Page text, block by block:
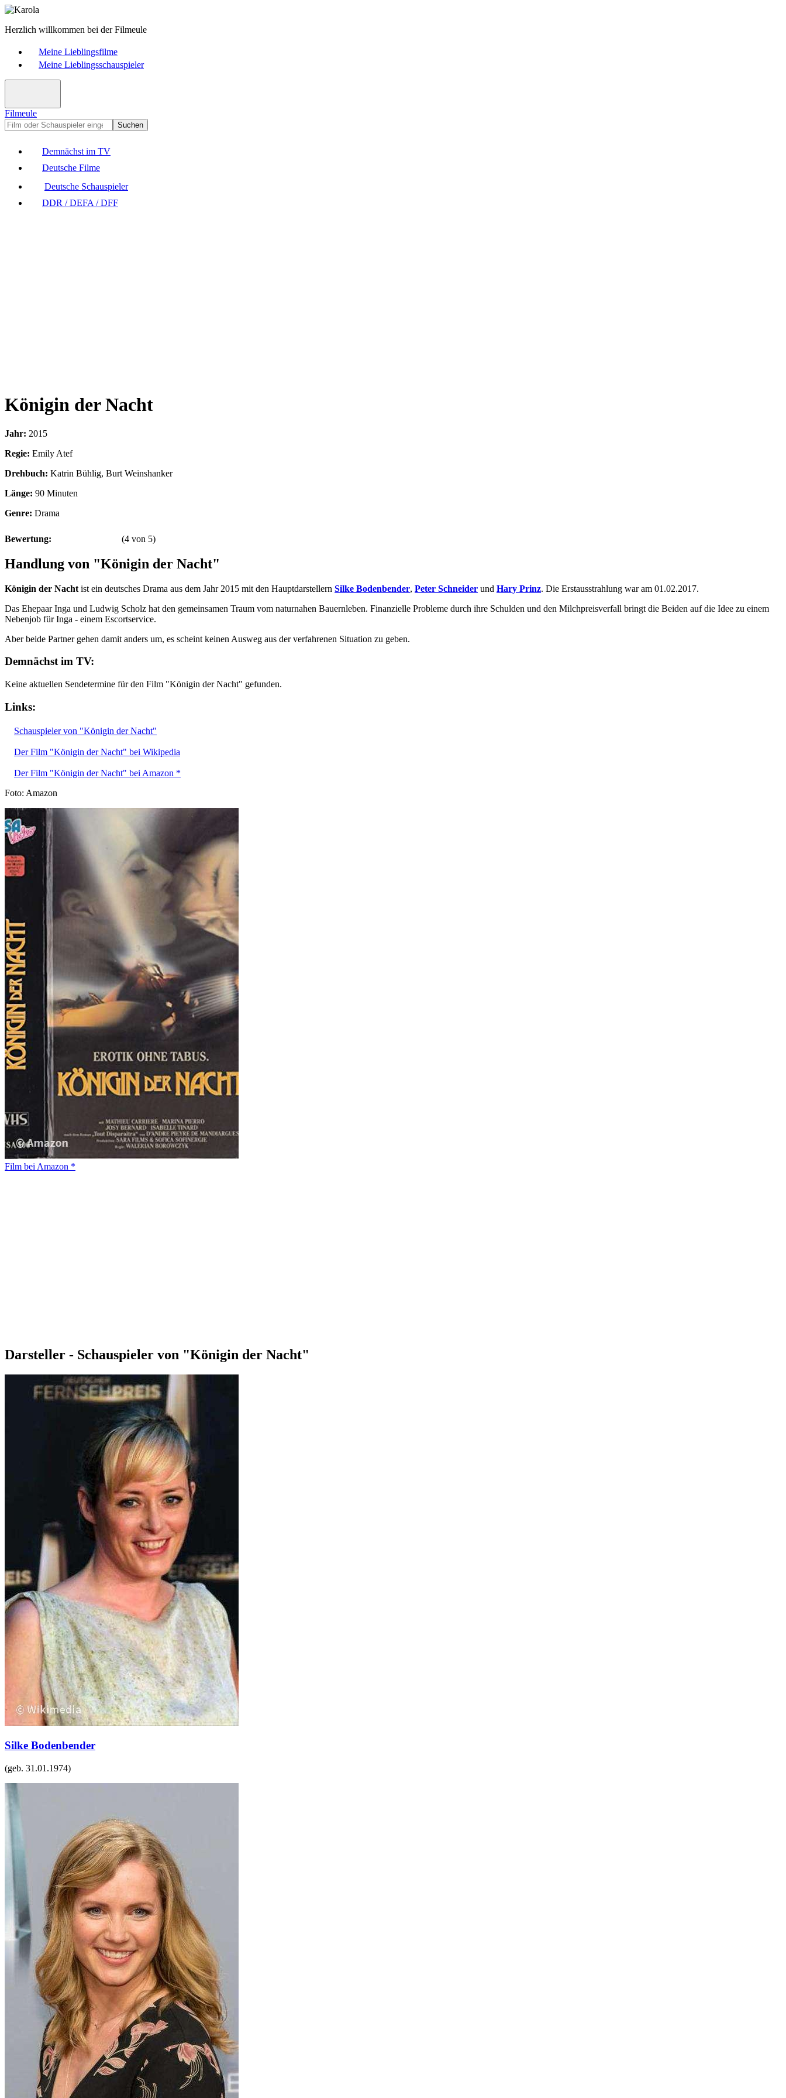
Herzlich willkommen bei der Filmeule
Meine Lieblingsfilme
Meine Lieblingsschauspieler
Filmeule
Suchen
Demnächst im TV
Deutsche Filme
Deutsche Schauspieler
DDR / DEFA / DFF
Königin der Nacht
Jahr: 2015
Regie: Emily Atef
Drehbuch: Katrin Bühlig, Burt Weinshanker
Länge: 90 Minuten
Genre: Drama
Bewertung: (4 von 5)
Handlung von "Königin der Nacht"
Königin der Nacht ist ein deutsches Drama aus dem Jahr 2015 mit den Hauptdarstellern Silke Bodenbender, Peter Schneider und Hary Prinz. Die Erstausstrahlung war am 01.02.2017.
Das Ehepaar Inga und Ludwig Scholz hat den gemeinsamen Traum vom naturnahen Bauernleben. Finanzielle Probleme durch ihre Schulden und den Milchpreisverfall bringt die Beiden auf die Idee zu einem
Nebenjob für Inga - einem Escortservice.
Aber beide Partner gehen damit anders um, es scheint keinen Ausweg aus der verfahrenen Situation zu geben.
Demnächst im TV:
Keine aktuellen Sendetermine für den Film "Königin der Nacht" gefunden.
Links:
Schauspieler von "Königin der Nacht"
Der Film "Königin der Nacht" bei Wikipedia
Der Film "Königin der Nacht" bei Amazon *
Foto: Amazon
Film bei Amazon *
Darsteller - Schauspieler von "Königin der Nacht"
Silke Bodenbender
(geb. 31.01.1974)